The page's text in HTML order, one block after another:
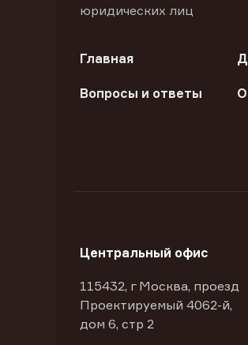
юридических лиц
Главная
Вопросы и ответы
Центральный офис
115432, г Москва, проезд
Проектируемый 4062-й,
дом 6, стр 2